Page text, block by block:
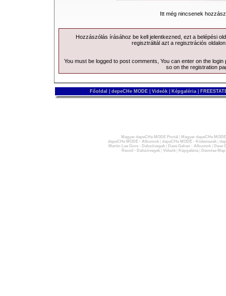
Itt még nincsenek
Hozzászólás írásához be kell jelentkezned, ezt a belépési
regisztráltál azt a regisztrációs
You must be logged to post comments, You can enter on the login
so on the registration
Főoldal depeCHe MODE Videók Képgaléria
Magyar depeCHe MODE Portál
Magyar depeCHe
depeCHe MODE - Albumok| depeCHe MODE - Kislemezek|
Martin Lee Gore - Dalszövegek| Dave Gahan - Albumok|
Dave
Recoil - Dalszövegek| Videók| Képgaléria| Devotee Map